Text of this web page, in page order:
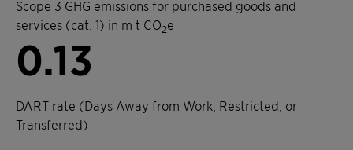
Scope 3 GHG emissions for purchased goods and
services (cat. 1) in m t CO2e
0.13
DART rate (Days Away from Work, Restricted, or
Transferred)